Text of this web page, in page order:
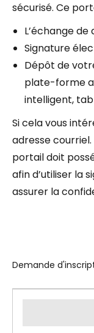
sécurisé. Ce
L’échange
Signature
Dépôt de
plate-forme
intelligent,
Si cela vous
adresse
portail doit
afin d’utiliser la
assurer la
Demande